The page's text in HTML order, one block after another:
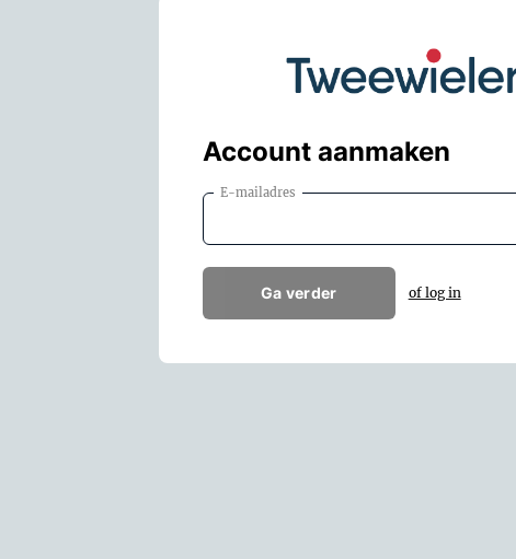
Account aanmaken
E-mailadres
Ga verder of log in